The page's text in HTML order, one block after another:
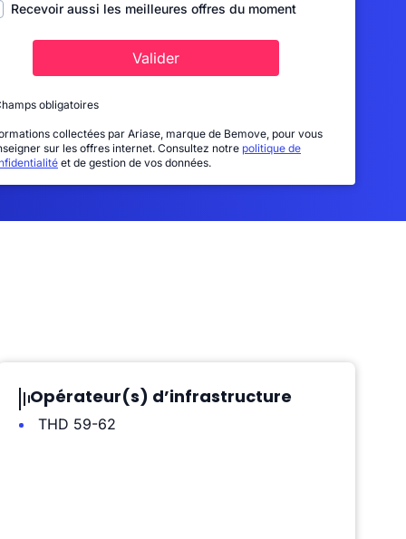
Recevoir aussi les meilleures offres du moment
Valider
obligatoires
collectées par Ariase, marque de Bemove, pour vous
sur les offres internet. Consultez notre politique de
et de gestion de vos données.
Opérateur(s) d’infrastructure
THD 59-62